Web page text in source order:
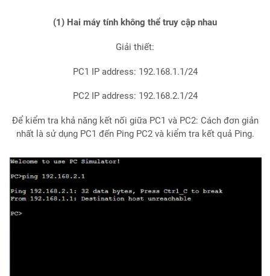
(1) Hai máy tính không thể truy cập nhau
Giải thiết:
PC1 IP address: 192.168.1.1/24
PC2 IP address: 192.168.2.1/24
Để kiểm tra khả năng kết nối giữa PC1 và PC2: Cách đơn giản
nhất là sử dụng PC1 đến Ping PC2 và kiểm tra kết quả Ping.